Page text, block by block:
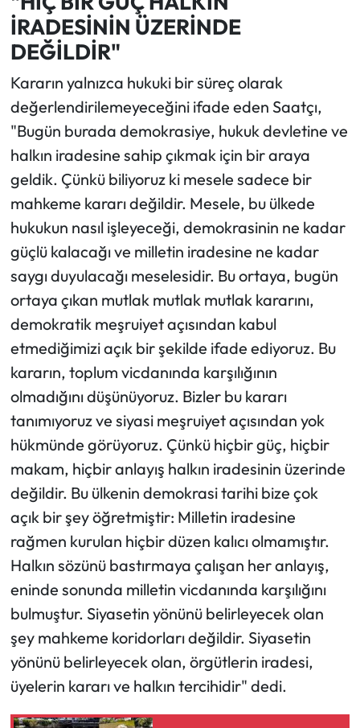
İRADESİNİN ÜZERİNDE
DEĞİLDİR"
Kararın yalnızca hukuki bir süreç olarak
değerlendirilemeyeceğini ifade eden Saatçı,
"Bugün burada demokrasiye, hukuk devletine ve
halkın iradesine sahip çıkmak için bir araya
geldik. ​Çünkü biliyoruz ki mesele sadece bir
mahkeme kararı değildir. Mesele, bu ülkede
hukukun nasıl işleyeceği, demokrasinin ne kadar
güçlü kalacağı ve milletin iradesine ne kadar
saygı duyulacağı meselesidir. ​Bu ortaya, bugün
ortaya çıkan mutlak mutlak mutlak kararını,
demokratik meşruiyet açısından kabul
etmediğimizi açık bir şekilde ifade ediyoruz. Bu
kararın, toplum vicdanında karşılığının
olmadığını düşünüyoruz. Bizler bu kararı
tanımıyoruz ve siyasi meşruiyet açısından yok
hükmünde görüyoruz. ​Çünkü hiçbir güç, hiçbir
makam, hiçbir anlayış halkın iradesinin üzerinde
değildir. Bu ülkenin demokrasi tarihi bize çok
açık bir şey öğretmiştir: Milletin iradesine
rağmen kurulan hiçbir düzen kalıcı olmamıştır.
Halkın sözünü bastırmaya çalışan her anlayış,
eninde sonunda milletin vicdanında karşılığını
bulmuştur. Siyasetin yönünü belirleyecek olan
şey mahkeme koridorları değildir. Siyasetin
yönünü belirleyecek olan, örgütlerin iradesi,
üyelerin kararı ve halkın tercihidir" dedi.